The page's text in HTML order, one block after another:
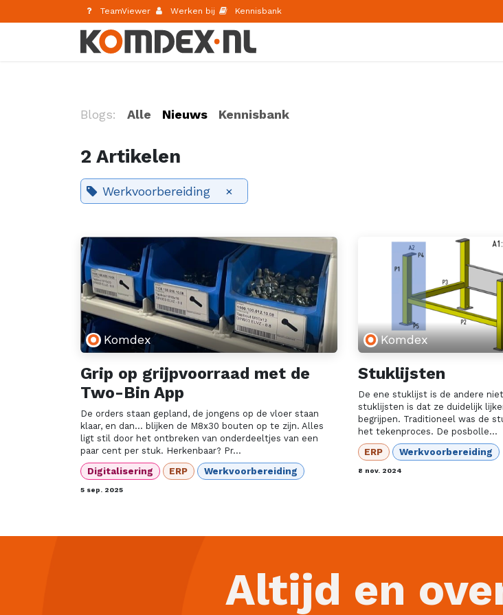
Overslaan naar inhoud
TeamViewer Werken bij Kennisbank
Blogs: Alle Nieuws Kennisbank
2 Artikelen
Werkvoorbereiding ×
Komdex
Grip op grijpvoorraad met de
Two-Bin App
De orders staan gepland, de jongens op de vloer staan
klaar, en dan… blijken de M8x30 bouten op te zijn. Alles
ligt stil door het ontbreken van onderdeeltjes van een
paar cent per stuk. Herkenbaar? Pr...
Digitalisering ERP Werkvoorbereiding
5 sep. 2025
Komdex
Stuklijsten
De ene stuklijst is de andere
stuklijsten is dat ze duidelijk
begrijpen. Traditioneel was de
het tekenproces. De posbolle...
ERP Werkvoorbereiding
8 nov. 2024
Altijd en